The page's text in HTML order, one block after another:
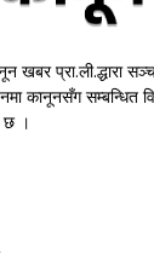
प्रा.ली.द्धारा
कानूनसँग सम्बन्धित
छ ।